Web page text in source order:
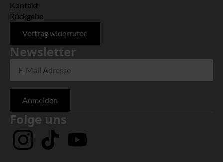
Kontakt
Rückgabe
Vertrag widerrufen
Newsletter
Anmelden
Folge uns